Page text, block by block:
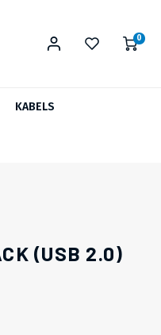
0
KABELS
(USB 2.0)